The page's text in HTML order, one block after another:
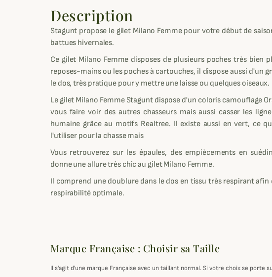
Description
Stagunt propose le gilet Milano Femme pour votre début de
battues hivernales.
Ce gilet Milano Femme disposes de plusieurs poches très bien
reposes-mains ou les poches à cartouches, il dispose aussi d'un
le dos, très pratique pour y mettre une laisse ou quelques oiseaux.
Le gilet Milano Femme Stagunt dispose d'un coloris camouflage
vous faire voir des autres chasseurs mais aussi casser les
humaine grâce au motifs Realtree. Il existe aussi en vert, ce
l'utiliser pour la chasse mais
Vous retrouverez sur les épaules, des empiècements en
donne une allure très chic au gilet Milano Femme.
Il comprend une doublure dans le dos en tissu très respirant
respirabilité optimale.
Marque Française : Choisir sa Taille
Il s'agit d'une marque Française avec un taillant normal. Si votre choix se